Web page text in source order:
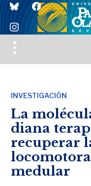
blueskyfacebook
instagram
Toggle
sidebar
INVESTIGACIÓN
La
diana
recuperar
medular